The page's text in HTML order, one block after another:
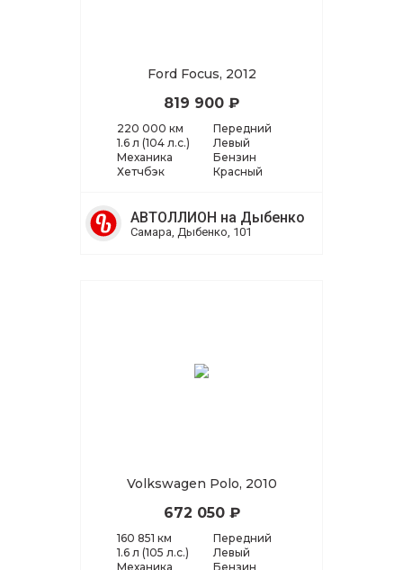
Ford Focus, 2012
819 900 ₽
220 000 км
1.6 л (104 л.с.)
Механика
Хетчбэк
Передний
Левый
Бензин
Красный
АВТОЛЛИОН на Дыбенко
Самара, Дыбенко, 101
Volkswagen Polo, 2010
672 050 ₽
160 851 км
1.6 л (105 л.с.)
Механика
Передний
Левый
Бензин